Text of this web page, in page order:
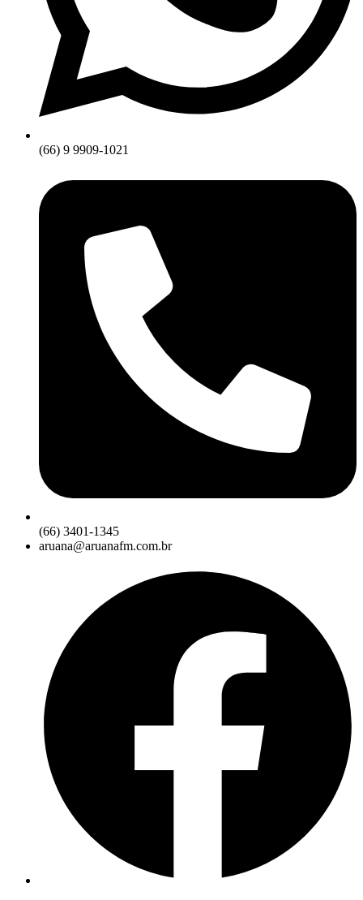
(66) 9 9909-1021
(66) 3401-1345
aruana@aruanafm.com.br